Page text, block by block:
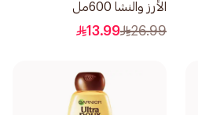
الأرز والنشا 600مل
26.99
13.99